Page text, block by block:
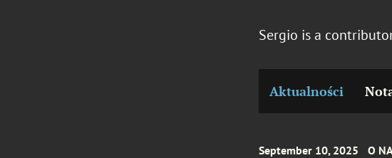
Sergio is a
Aktualności
September 10, 2025 O